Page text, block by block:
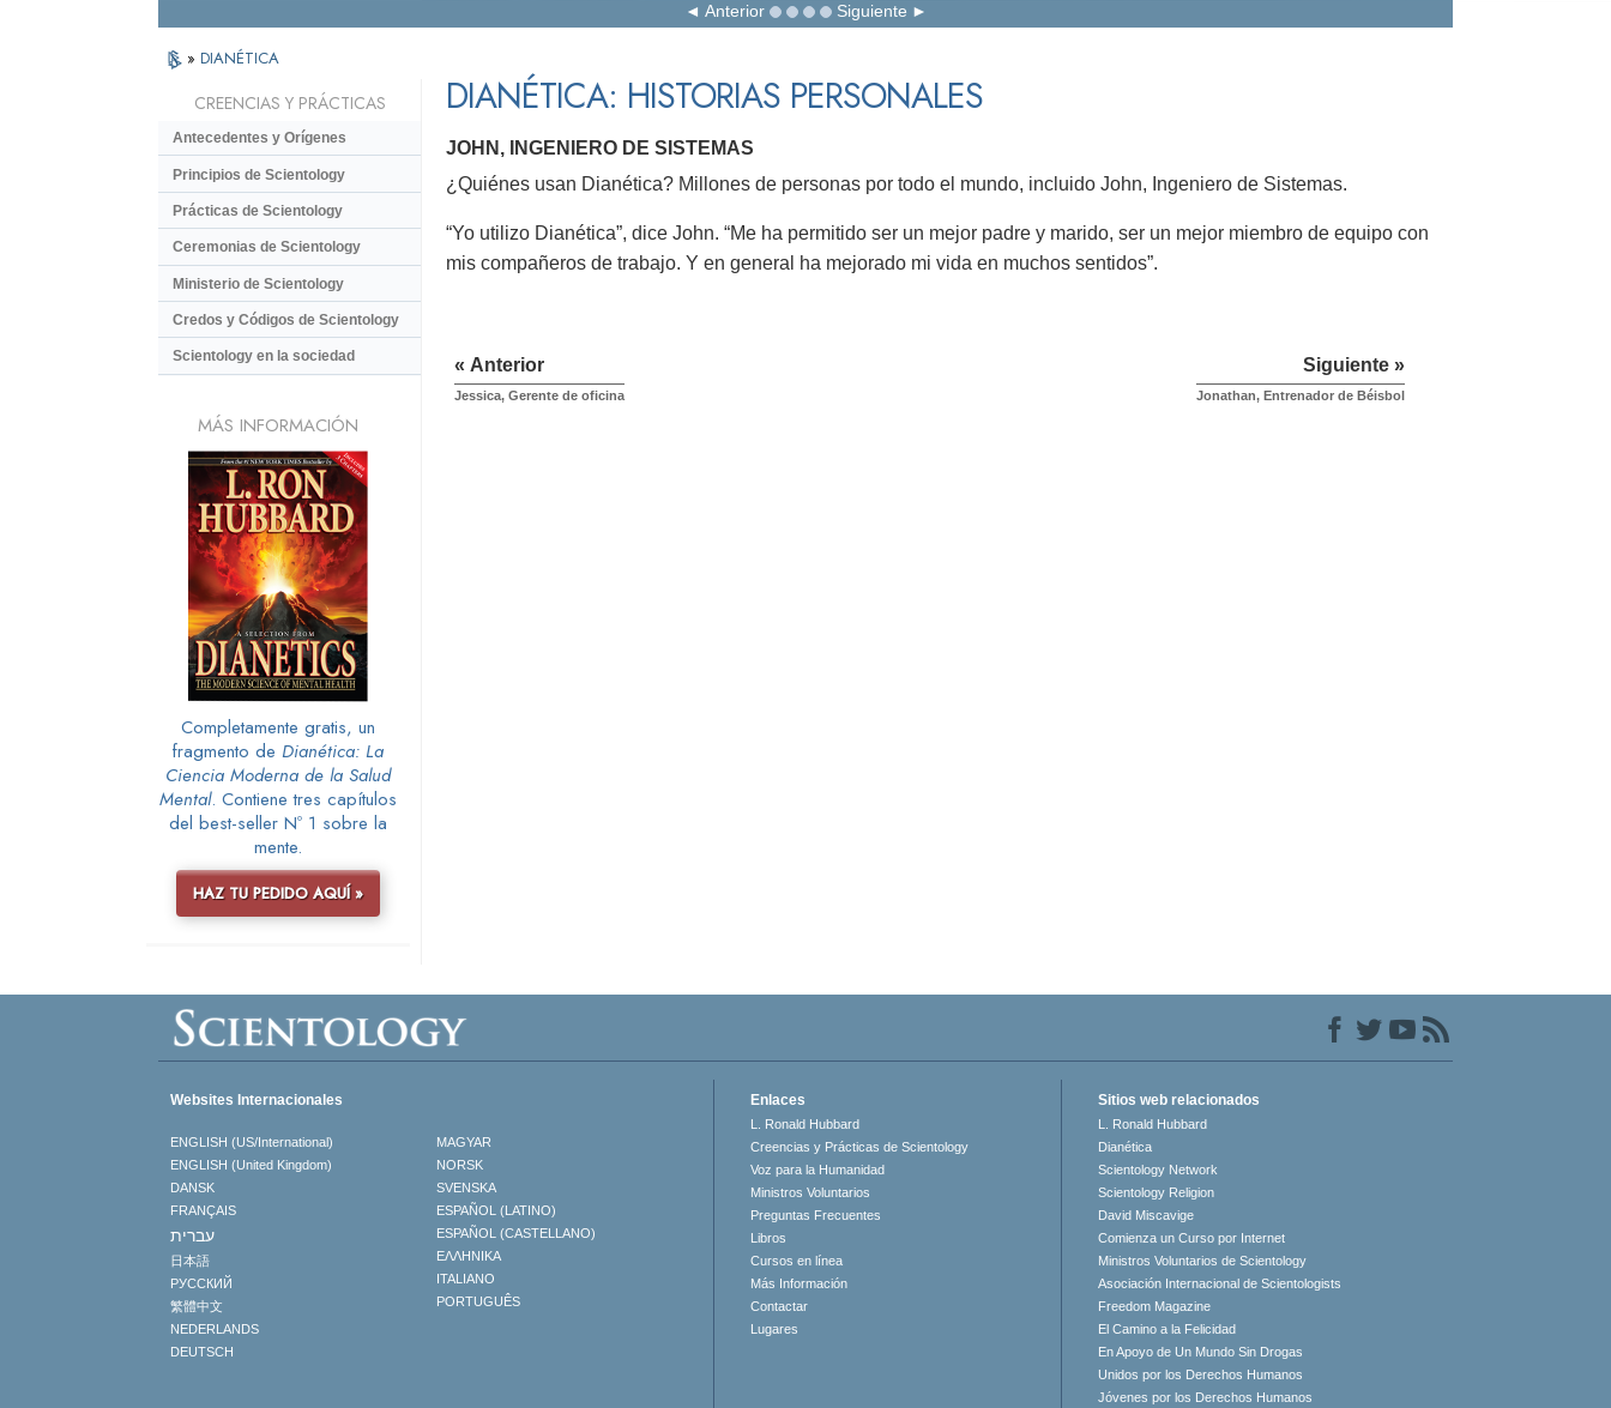
Anterior Siguiente
» DIANÉTICA
DIANÉTICA: HISTORIAS PERSONALES
JOHN, INGENIERO DE SISTEMAS
¿Quiénes usan Dianética? Millones de personas por todo el mundo, incluido John, Ingeniero de Sistemas.
“Yo utilizo Dianética”, dice John. “Me ha permitido ser un mejor padre y marido, ser un mejor miembro de equipo con
mis compañeros de trabajo. Y en general ha mejorado mi vida en muchos sentidos”.
« Anterior
Jessica, Gerente de oficina
Siguiente »
Jonathan, Entrenador de Béisbol
CREENCIAS Y PRÁCTICAS
Antecedentes y Orígenes
Principios de Scientology
Prácticas de Scientology
Ceremonias de Scientology
Ministerio de Scientology
Credos y Códigos de Scientology
Scientology en la sociedad
MÁS INFORMACIÓN
Completamente gratis, un
fragmento de Dianética: La
Ciencia Moderna de la Salud
Mental. Contiene tres capítulos
del best-seller Nº 1 sobre la
mente.
HAZ TU PEDIDO AQUÍ »
Websites Internacionales
ENGLISH (US/International)
ENGLISH (United Kingdom)
DANSK
FRANÇAIS
עברית
日本語
РУССКИЙ
繁體中文
NEDERLANDS
DEUTSCH
MAGYAR
NORSK
SVENSKA
ESPAÑOL (LATINO)
ESPAÑOL (CASTELLANO)
ΕΛΛΗΝΙΚA
ITALIANO
PORTUGUÊS
Enlaces
L. Ronald Hubbard
Creencias y Prácticas de Scientology
Voz para la Humanidad
Ministros Voluntarios
Preguntas Frecuentes
Libros
Cursos en línea
Más Información
Contactar
Lugares
Sitios web relacionados
L. Ronald Hubbard
Dianética
Scientology Network
Scientology Religion
David Miscavige
Comienza un Curso por Internet
Ministros Voluntarios de Scientology
Asociación Internacional de Scientologists
Freedom Magazine
El Camino a la Felicidad
En Apoyo de Un Mundo Sin Drogas
Unidos por los Derechos Humanos
Jóvenes por los Derechos Humanos